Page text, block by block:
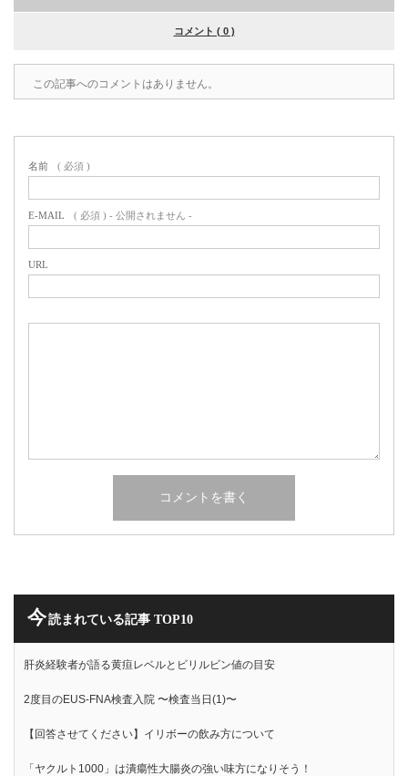
コメント ( 0 )
この記事へのコメントはありません。
名前 ( 必須 )
E-MAIL ( 必須 ) - 公開されません -
URL
今読まれている記事 TOP10
肝炎経験者が語る黄疸レベルとビリルビン値の目安
2度目のEUS-FNA検査入院 〜検査当日(1)〜
【回答させてください】イリボーの飲み方について
「ヤクルト1000」は潰瘍性大腸炎の強い味方になりそう！